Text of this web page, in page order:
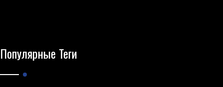
Популярные Теги